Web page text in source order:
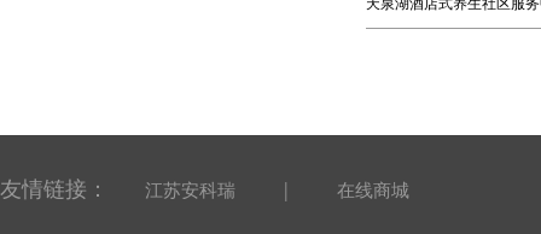
天泉湖酒店式养生社区服
友情链接： 江苏安科瑞 | 在线商城